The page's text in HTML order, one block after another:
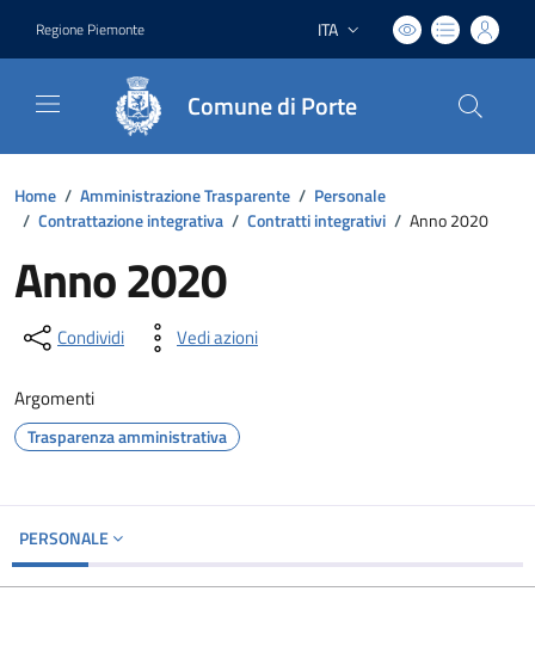
Regione Piemonte Lingua attiva:
ITA
Comune di Porte
Home / Amministrazione Trasparente / Personale
/ Contrattazione integrativa / Contratti integrativi / Anno 2020
Anno 2020
Condividi Vedi azioni
Argomenti
Trasparenza amministrativa
PERSONALE